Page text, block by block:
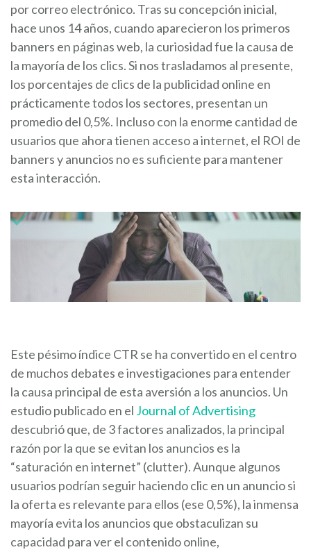
por correo electrónico. Tras su concepción inicial,
hace unos 14 años, cuando aparecieron los primeros
banners en páginas web, la curiosidad fue la causa de
la mayoría de los clics. Si nos trasladamos al presente,
los porcentajes de clics de la publicidad online en
prácticamente todos los sectores, presentan un
promedio del 0,5%. Incluso con la enorme cantidad de
usuarios que ahora tienen acceso a internet, el ROI de
banners y anuncios no es suficiente para mantener
esta interacción.
Este pésimo índice CTR se ha convertido en el centro
de muchos debates e investigaciones para entender
la causa principal de esta aversión a los anuncios. Un
estudio publicado en el Journal of Advertising
descubrió que, de 3 factores analizados, la principal
razón por la que se evitan los anuncios es la
“saturación en internet” (clutter). Aunque algunos
usuarios podrían seguir haciendo clic en un anuncio si
la oferta es relevante para ellos (ese 0,5%), la inmensa
mayoría evita los anuncios que obstaculizan su
capacidad para ver el contenido online,